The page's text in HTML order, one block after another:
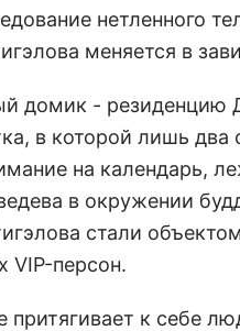
нетленного
меняется в
домик -
в которой лишь
на календарь,
в окружении
стали
VIP-персон.
к себе